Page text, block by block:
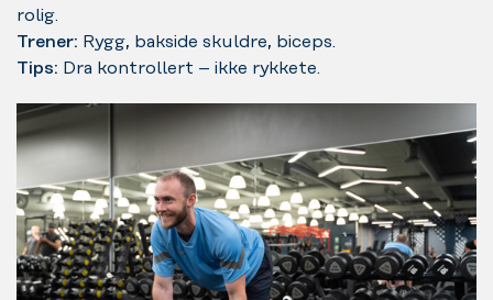
rolig.
Trener: Rygg, bakside skuldre, biceps.
Tips: Dra kontrollert – ikke rykkete.